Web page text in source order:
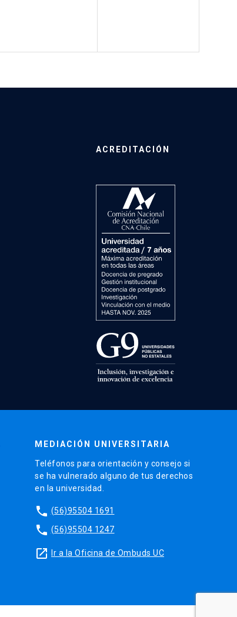
ACREDITACIÓN
MEDIACIÓN UNIVERSITARIA
Teléfonos para orientación y consejo si
se ha vulnerado alguno de tus derechos
en la universidad.
phone (56)95504 1691
phone (56)95504 1247
launch Ir a la Oficina de Ombuds UC